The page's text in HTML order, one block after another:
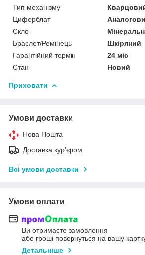
Тип механізму
Циферблат
Скло
Браслет/Ремінець
Шкіряний
Гарантійний термін
24 міс
Стан
Новий
Приховати
Умови доставки
Нова Пошта
Доставка кур'єром
Всі умови доставки
Умови оплати
Ви отримаєте замовлення
або гроші повернуться на вашу
Детальніше